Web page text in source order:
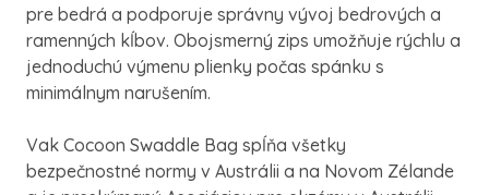
pre bedrá a podporuje správny vývoj bedrových a
ramenných kĺbov. Obojsmerný zips umožňuje rýchlu a
jednoduchú výmenu plienky počas spánku s
minimálnym narušením.
Vak Cocoon Swaddle Bag spĺňa všetky
bezpečnostné normy v Austrálii a na Novom Zélande